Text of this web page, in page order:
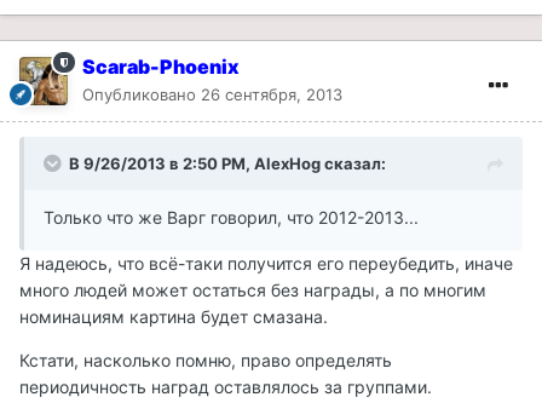
Scarab-Phoenix
Опубликовано 26 сентября, 2013
В 9/26/2013 в 2:50 PM, AlexHog сказал:
Только что же Варг говорил, что 2012-2013...
Я надеюсь, что всё-таки получится его переубедить, иначе
много людей может остаться без награды, а по многим
номинациям картина будет смазана.
Кстати, насколько помню, право определять
периодичность наград оставлялось за группами.